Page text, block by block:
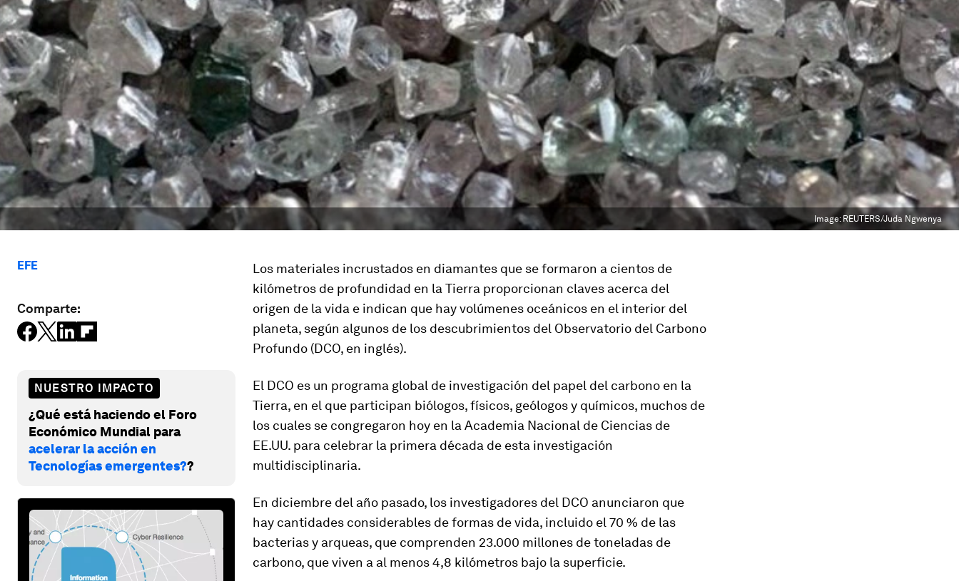
Image: REUTERS/Juda Ngwenya
EFE
Comparte:
NUESTRO IMPACTO
¿Qué está haciendo el Foro
Económico Mundial para
acelerar la acción en
Tecnologías emergentes??
Los materiales incrustados en diamantes que se formaron a cientos de
kilómetros de profundidad en la Tierra proporcionan claves acerca del
origen de la vida e indican que hay volúmenes oceánicos en el interior del
planeta, según algunos de los descubrimientos del Observatorio del Carbono
Profundo (DCO, en inglés).
El DCO es un programa global de investigación del papel del carbono en la
Tierra, en el que participan biólogos, físicos, geólogos y químicos, muchos de
los cuales se congregaron hoy en la Academia Nacional de Ciencias de
EE.UU. para celebrar la primera década de esta investigación
multidisciplinaria.
En diciembre del año pasado, los investigadores del DCO anunciaron que
hay cantidades considerables de formas de vida, incluido el 70 % de las
bacterias y arqueas, que comprenden 23.000 millones de toneladas de
carbono, que viven a al menos 4,8 kilómetros bajo la superficie.